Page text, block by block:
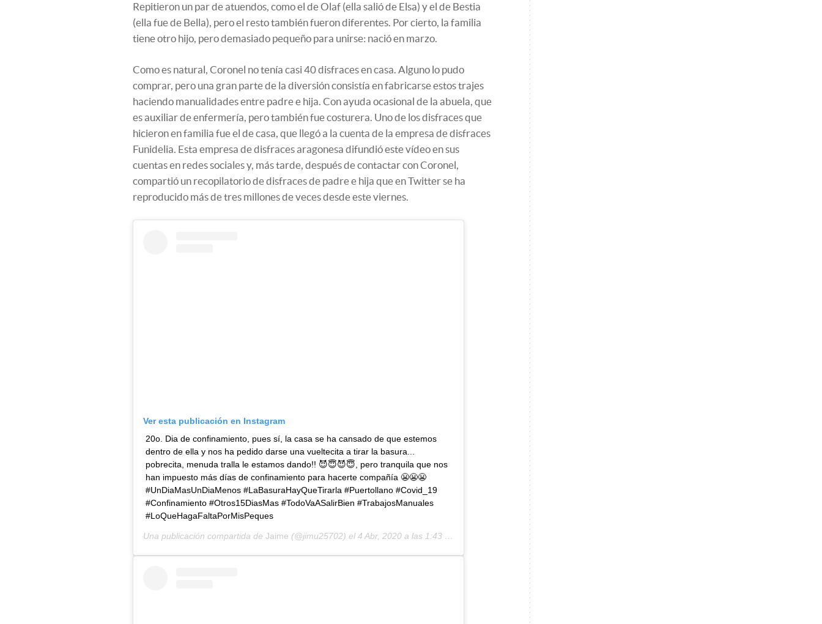
Repitieron un par de atuendos, como el de Olaf (ella salió de Elsa) y el de Bestia
(ella fue de Bella), pero el resto también fueron diferentes. Por cierto, la familia
tiene otro hijo, pero demasiado pequeño para unirse: nació en marzo.
Como es natural, Coronel no tenía casi 40 disfraces en casa. Alguno lo pudo
comprar, pero una gran parte de la diversión consistía en fabricarse estos trajes
haciendo manualidades entre padre e hija. Con ayuda ocasional de la abuela, que
es auxiliar de enfermería, pero también fue costurera. Uno de los disfraces que
hicieron en familia fue el de casa, que llegó a la cuenta de la empresa de disfraces
Funidelia. Esta empresa de disfraces aragonesa difundió este vídeo en sus
cuentas en redes sociales y, más tarde, después de contactar con Coronel,
compartió un recopilatorio de disfraces de padre e hija que en Twitter se ha
reproducido más de tres millones de veces desde este viernes.
Ver esta publicación en Instagram
20o. Dia de confinamiento, pues sí, la casa se ha cansado de que estemos
dentro de ella y nos ha pedido darse una vueltecita a tirar la basura...
pobrecita, menuda tralla le estamos dando!! 😈😇😈😇, pero tranquila que nos
han impuesto más días de confinamiento para hacerte compañía 😬😬😬
#UnDiaMasUnDiaMenos #LaBasuraHayQueTirarla #Puertollano #Covid_19
#Confinamiento #Otros15DiasMas #TodoVaASalirBien #TrabajosManuales
#LoQueHagaFaltaPorMisPeques
Una publicación compartida de Jaime (@jimu25702) el 4 Abr, 2020 a las 1:43 PDT